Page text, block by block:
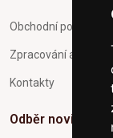
Obchodní podmínky
Zpracování a
Kontakty
Odběr novinek